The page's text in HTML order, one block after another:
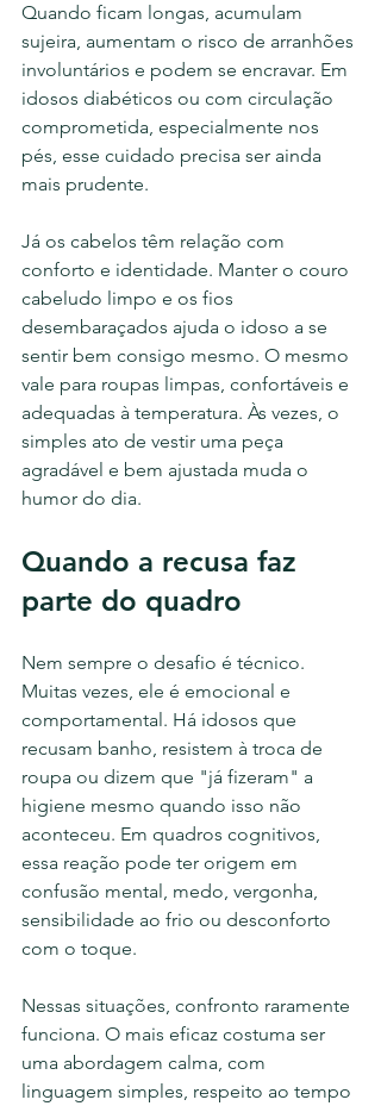
Quando ficam longas, acumulam
sujeira, aumentam o risco de arranhões
involuntários e podem se encravar. Em
idosos diabéticos ou com circulação
comprometida, especialmente nos
pés, esse cuidado precisa ser ainda
mais prudente.
Já os cabelos têm relação com
conforto e identidade. Manter o couro
cabeludo limpo e os fios
desembaraçados ajuda o idoso a se
sentir bem consigo mesmo. O mesmo
vale para roupas limpas, confortáveis e
adequadas à temperatura. Às vezes, o
simples ato de vestir uma peça
agradável e bem ajustada muda o
humor do dia.
Quando a recusa faz
parte do quadro
Nem sempre o desafio é técnico.
Muitas vezes, ele é emocional e
comportamental. Há idosos que
recusam banho, resistem à troca de
roupa ou dizem que "já fizeram" a
higiene mesmo quando isso não
aconteceu. Em quadros cognitivos,
essa reação pode ter origem em
confusão mental, medo, vergonha,
sensibilidade ao frio ou desconforto
com o toque.
Nessas situações, confronto raramente
funciona. O mais eficaz costuma ser
uma abordagem calma, com
linguagem simples, respeito ao tempo